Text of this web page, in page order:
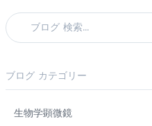
ブログ カテゴリー
生物学顕微鏡